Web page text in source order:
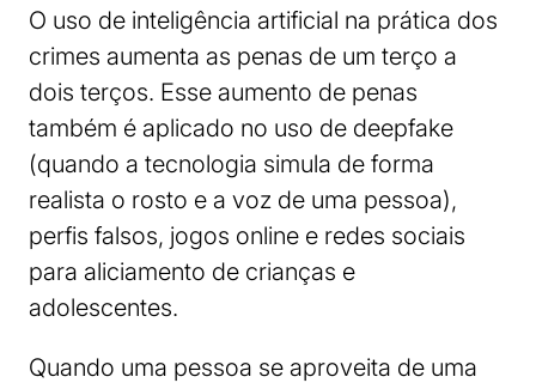
O uso de inteligência artificial na prática dos
crimes aumenta as penas de um terço a
dois terços. Esse aumento de penas
também é aplicado no uso de deepfake
(quando a tecnologia simula de forma
realista o rosto e a voz de uma pessoa),
perfis falsos, jogos online e redes sociais
para aliciamento de crianças e
adolescentes.
Quando uma pessoa se aproveita de uma